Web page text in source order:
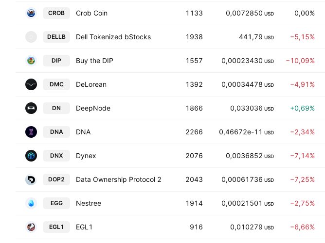
CROB Crob Coin 1133 0,0072850 USD 0,00%
DELLB Dell Tokenized bStocks 1938 441,79 USD −5,15%
DIP Buy the DIP 1557 0,00023430 USD −10,09%
DMC DeLorean 1392 0,00034478 USD −4,91%
DN DeepNode 1866 0,033036 USD +0,69%
DNA DNA 2266 0,46672e-11 USD −2,34%
DNX Dynex 2076 0,0036852 USD −7,14%
DOP2 Data Ownership Protocol 2 2043 0,00061736 USD −7,25%
EGG Nestree 1914 0,00021501 USD −2,75%
EGL1 EGL1 916 0,010279 USD −6,66%